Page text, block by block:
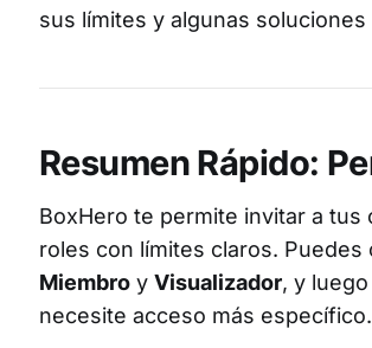
sus límites y algunas
Resumen Rápido:
BoxHero te permite invitar a
roles con límites claros.
Miembro y Visualizador, y
necesite acceso más específico.